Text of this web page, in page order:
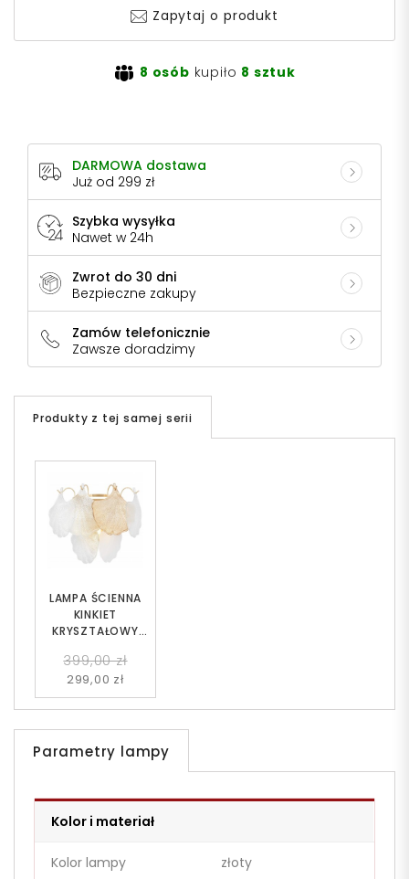
Zapytaj o produkt
8 osób kupiło 8 sztuk
DARMOWA dostawa
Już od 299 zł
Szybka wysyłka
Nawet w 24h
Zwrot do 30 dni
Bezpieczne zakupy
Zamów telefonicznie
Zawsze doradzimy
Produkty z tej samej serii
LAMPA ŚCIENNA
KINKIET
KRYSZTAŁOWY
399,00 zł
299,00 zł
Parametry lampy
Kolor i materiał
Kolor lampy złoty